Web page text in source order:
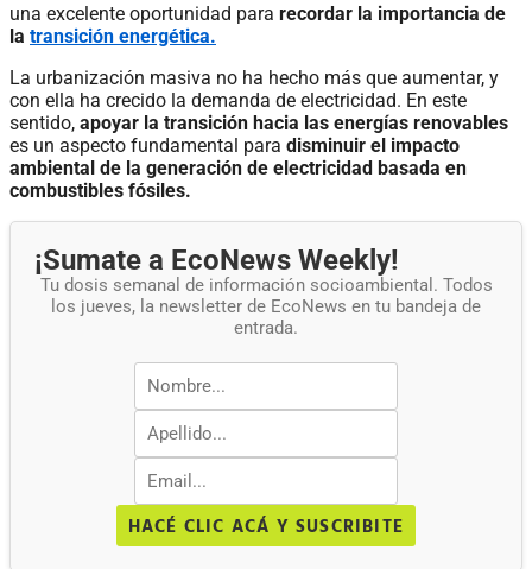
una excelente oportunidad para recordar la importancia de
la transición energética.
La urbanización masiva no ha hecho más que aumentar, y
con ella ha crecido la demanda de electricidad. En este
sentido, apoyar la transición hacia las energías renovables
es un aspecto fundamental para disminuir el impacto
ambiental de la generación de electricidad basada en
combustibles fósiles.
¡Sumate a EcoNews Weekly!
Tu dosis semanal de información socioambiental. Todos
los jueves, la newsletter de EcoNews en tu bandeja de
entrada.
HACÉ CLIC ACÁ Y SUSCRIBITE